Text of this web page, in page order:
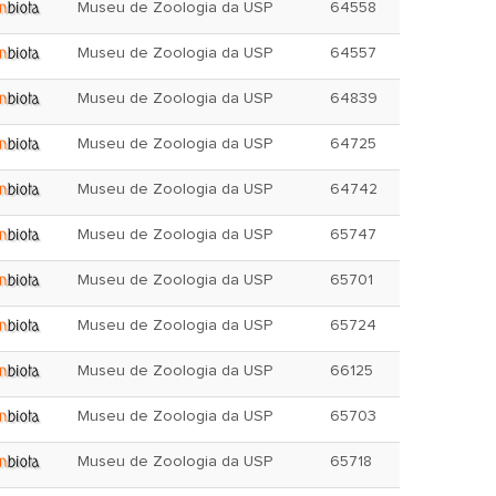
Museu de Zoologia da USP 64558
Museu de Zoologia da USP 64557
Museu de Zoologia da USP 64839
Museu de Zoologia da USP 64725
Museu de Zoologia da USP 64742
Museu de Zoologia da USP 65747
Museu de Zoologia da USP 65701
Museu de Zoologia da USP 65724
Museu de Zoologia da USP 66125
Museu de Zoologia da USP 65703
Museu de Zoologia da USP 65718